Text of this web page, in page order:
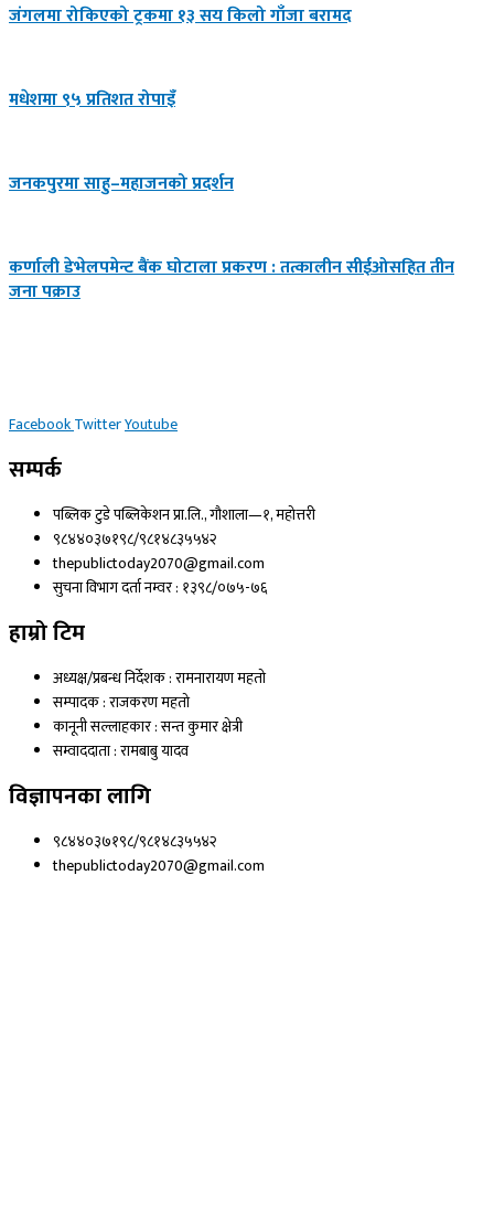
जंगलमा रोकिएको ट्रकमा १३ सय किलो गाँजा बरामद
मधेशमा ९५ प्रतिशत रोपाइँ
जनकपुरमा साहु–महाजनको प्रदर्शन
कर्णाली डेभेलपमेन्ट बैंक घोटाला प्रकरण : तत्कालीन सीईओसहित तीन
जना पक्राउ
FacebookTwitterYoutube
सम्पर्क
पब्लिक टुडे पब्लिकेशन प्रा.लि., गौशाला—१, महोत्तरी
९८४४०३७१९८/९८१४८३५५४२
thepublictoday2070@gmail.com
सुचना विभाग दर्ता नम्वर : १३९८/०७५-७६
हाम्रो टिम
अध्यक्ष/प्रबन्ध निर्देशक : रामनारायण महतो
सम्पादक : राजकरण महतो
कानूनी सल्लाहकार : सन्त कुमार क्षेत्री
सम्वाददाता : रामबाबु यादव
विज्ञापनका लागि
९८४४०३७१९८/९८१४८३५५४२
thepublictoday2070@gmail.com